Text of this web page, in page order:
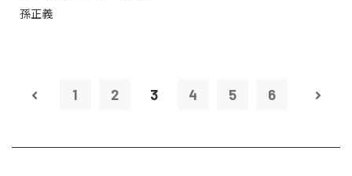
孫正義
1 2 3 4 5 6